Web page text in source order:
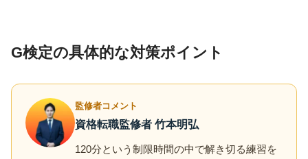
G検定の具体的な対策ポイント
監修者コメント
資格転職監修者 竹本明弘
120分という制限時間の中で解き切る練習を